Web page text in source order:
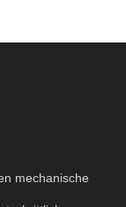
mechanische